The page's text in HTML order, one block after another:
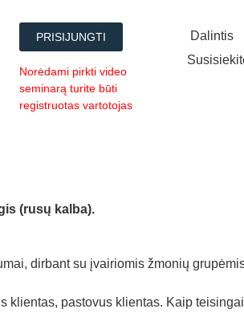
PRISIJUNGTI
Norėdami pirkti video
seminarą turite būti
registruotas vartotojas
Dalintis
(rusų kalba).
dirbant su įvairiomis žmonių
klientas, pastovus klientas. Kaip teisingai